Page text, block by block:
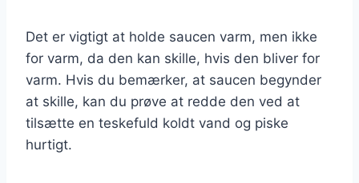
Det er vigtigt at holde saucen varm, men ikke
for varm, da den kan skille, hvis den bliver for
varm. Hvis du bemærker, at saucen begynder
at skille, kan du prøve at redde den ved at
tilsætte en teskefuld koldt vand og piske
hurtigt.